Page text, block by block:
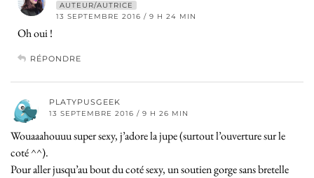
AUTEUR/AUTRICE
13 SEPTEMBRE 2016 / 9 H 24 MIN
Oh oui !
RÉPONDRE
PLATYPUSGEEK
13 SEPTEMBRE 2016 / 9 H 26 MIN
Wouaaahouuu super sexy, j’adore la jupe (surtout l’ouverture sur le
coté ^^).
Pour aller jusqu’au bout du coté sexy, un soutien gorge sans bretelle